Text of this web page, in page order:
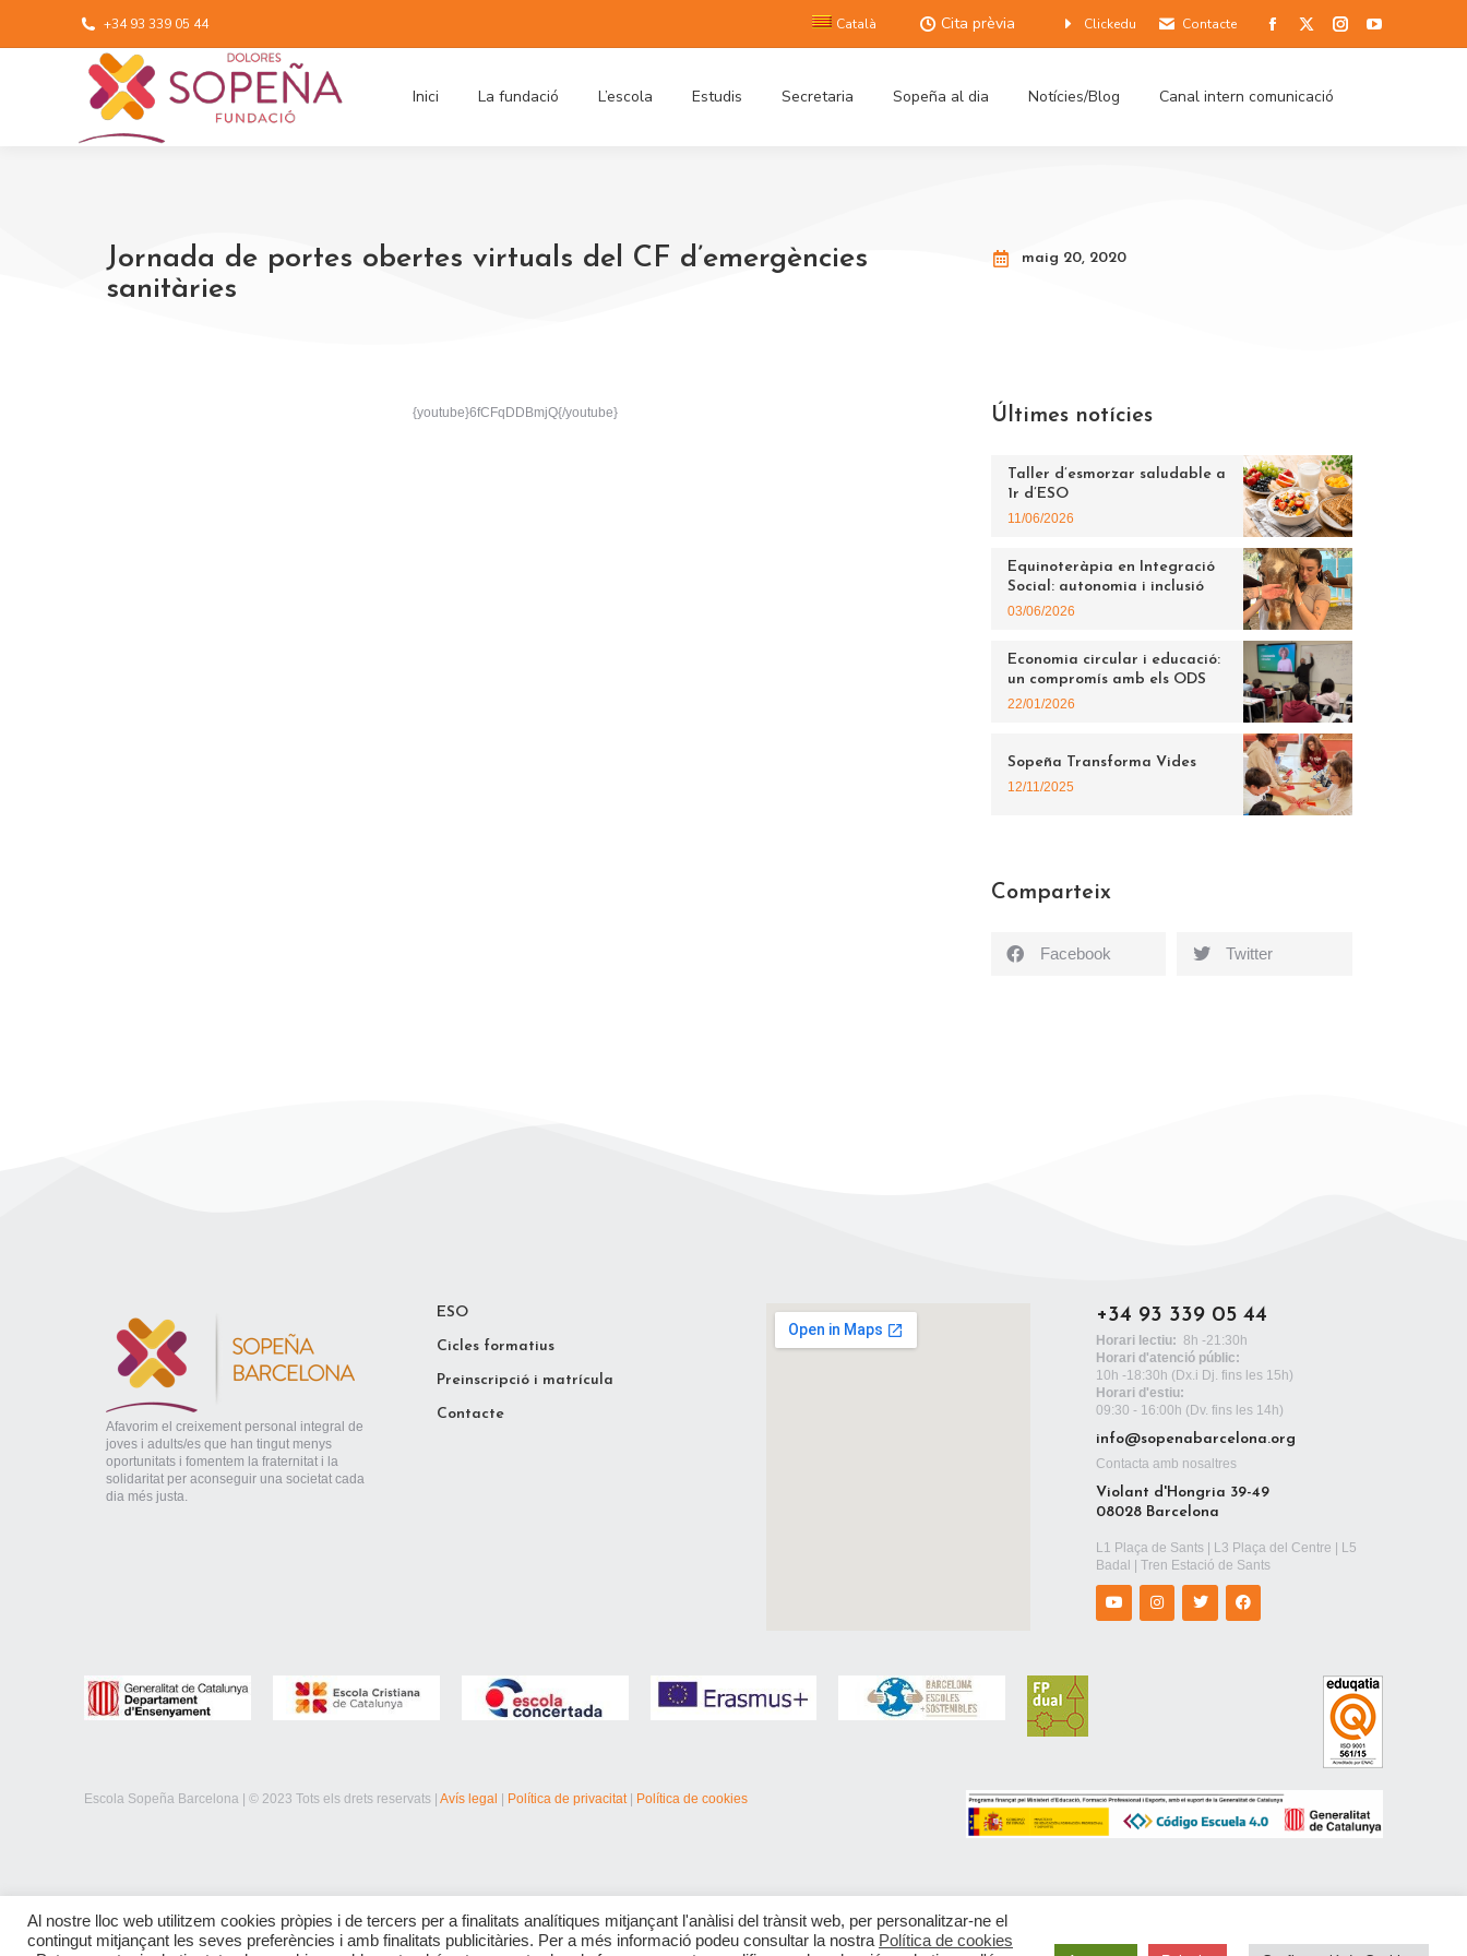
+34 93 339 05 44 Català Cita prèvia Clickedu Contacte
Inici La fundació L’escola Estudis Secretaria Sopeña al dia Notícies/Blog Canal intern comunicació
Jornada de portes obertes virtuals del CF d’emergències
sanitàries
maig 20, 2020
{youtube}6fCFqDDBmjQ{/youtube} Últimes notícies
Taller d’esmorzar saludable a
1r d’ESO
11/06/2026
Equinoteràpia en Integració
Social: autonomia i inclusió
03/06/2026
Economia circular i educació:
un compromís amb els ODS
22/01/2026
Sopeña Transforma Vides
12/11/2025
Comparteix
Facebook Twitter
Afavorim el creixement personal integral de
joves i adults/es que han tingut menys
oportunitats i fomentem la fraternitat i la
solidaritat per aconseguir una societat cada
dia més justa.
ESO
Cicles formatius
Preinscripció i matrícula
Contacte
+34 93 339 05 44
Horari lectiu: 8h -21:30h
Horari d'atenció públic:
10h -18:30h (Dx.i Dj. fins les 15h)
Horari d'estiu:
09:30 - 16:00h (Dv. fins les 14h)
info@sopenabarcelona.org
Contacta amb nosaltres
Violant d'Hongria 39-49
08028 Barcelona
L1 Plaça de Sants | L3 Plaça del Centre | L5
Badal | Tren Estació de Sants
Escola Sopeña Barcelona | © 2023 Tots els drets reservats |Avís legal Política de privacitat| Política de cookies
Al nostre lloc web utilitzem cookies pròpies i de tercers per a finalitats analítiques mitjançant l'anàlisi del trànsit web, per personalitzar-ne el
contingut mitjançant les seves preferències i amb finalitats publicitàries. Per a més informació podeu consultar la nostra Política de cookies